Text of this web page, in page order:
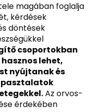
magában foglalja
kérdések
döntések
csoportokban
lehet,
nyújtanak és
Az orvos-
érdekében